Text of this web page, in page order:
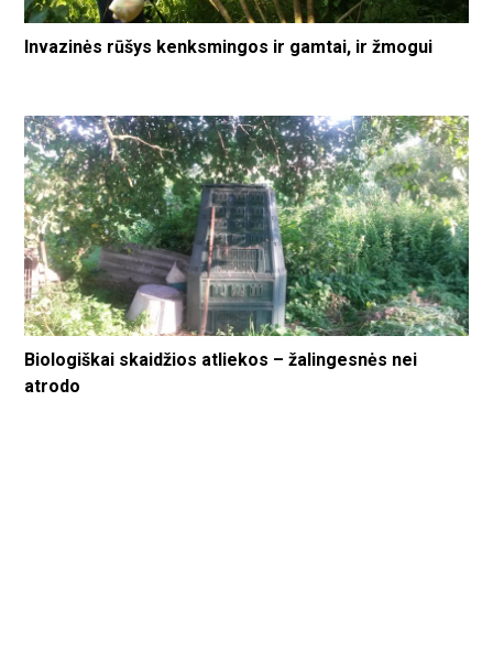
Invazinės rūšys kenksmingos ir gamtai, ir žmogui
Biologiškai skaidžios atliekos – žalingesnės nei
atrodo